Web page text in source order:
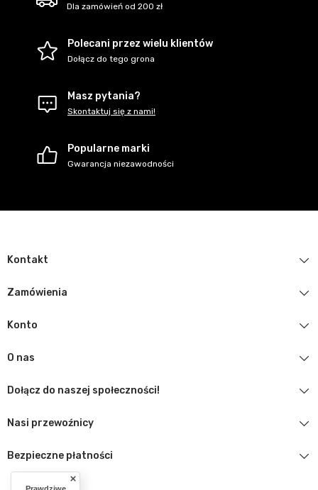
Dla zamówień od 200 zł
Polecani przez wielu klientów
Dołącz do tego grona
Masz pytania?
Skontaktuj się z nami!
Popularne marki
Gwarancja niezawodności
Kontakt
Zamówienia
Konto
O nas
Dołącz do naszej społeczności!
Nasi przewoźnicy
Bezpieczne płatności